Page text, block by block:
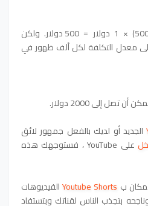
يمكنك قسمة (500000/1000) × 1 دولار = 500 دولار. ولكن
معدل التكلفة لكل ألف ظهور في
تصل إلى 2000 دولار.
الجديد أو لديك بالفعل جمهور لائق
على YouTube ، فستوجهك هذه
ب
الفيديوهات
بتجذب الناس لقناتك وبتستفاد